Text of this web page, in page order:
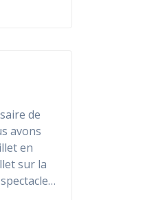
de
avons
en
sur la